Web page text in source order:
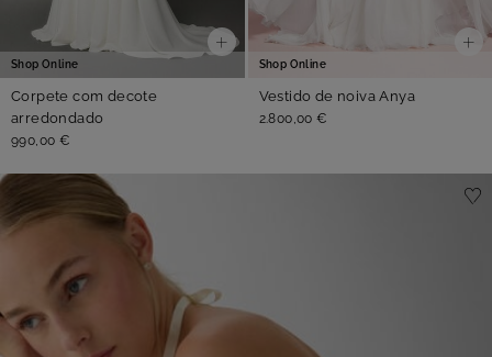
Shop Online
Corpete com decote
arredondado
990,00 €
Shop Online
Vestido de noiva Anya
2.800,00 €